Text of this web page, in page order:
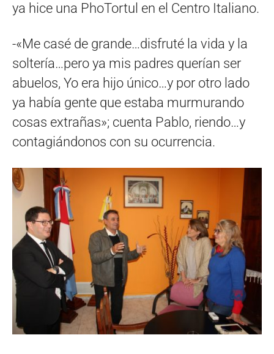
ya hice una PhoTortul en el Centro Italiano.
-«Me casé de grande…disfruté la vida y la
soltería…pero ya mis padres querían ser
abuelos, Yo era hijo único…y por otro lado
ya había gente que estaba murmurando
cosas extrañas»; cuenta Pablo, riendo…y
contagiándonos con su ocurrencia.